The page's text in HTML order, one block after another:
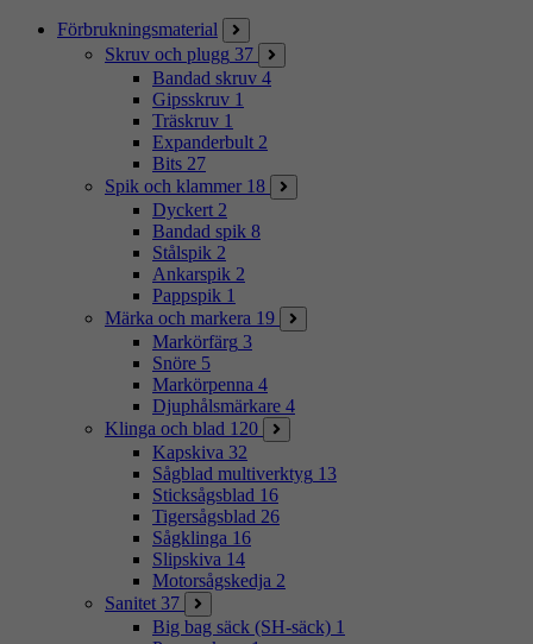
Förbrukningsmaterial
Skruv och plugg 37
Bandad skruv 4
Gipsskruv 1
Träskruv 1
Expanderbult 2
Bits 27
Spik och klammer 18
Dyckert 2
Bandad spik 8
Stålspik 2
Ankarspik 2
Pappspik 1
Märka och markera 19
Markörfärg 3
Snöre 5
Markörpenna 4
Djuphålsmärkare 4
Klinga och blad 120
Kapskiva 32
Sågblad multiverktyg 13
Sticksågsblad 16
Tigersågsblad 26
Sågklinga 16
Slipskiva 14
Motorsågskedja 2
Sanitet 37
Big bag säck (SH-säck) 1